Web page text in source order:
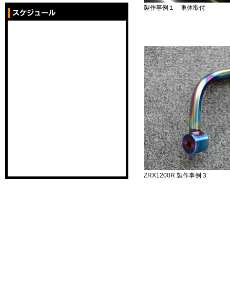
製作事例１ 車体取付
ZRX1200R 製作事例３